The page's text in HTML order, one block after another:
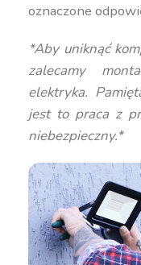
oznaczone
*Aby uniknąć
zalecamy
elektryka.
jest to praca z
niebezpieczny.*